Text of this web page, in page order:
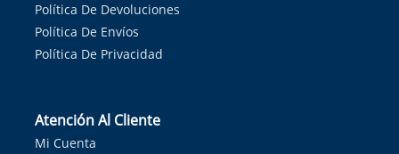
Política De Devoluciones
Política De Envíos
Política De Privacidad
Atención Al Cliente
Mi Cuenta